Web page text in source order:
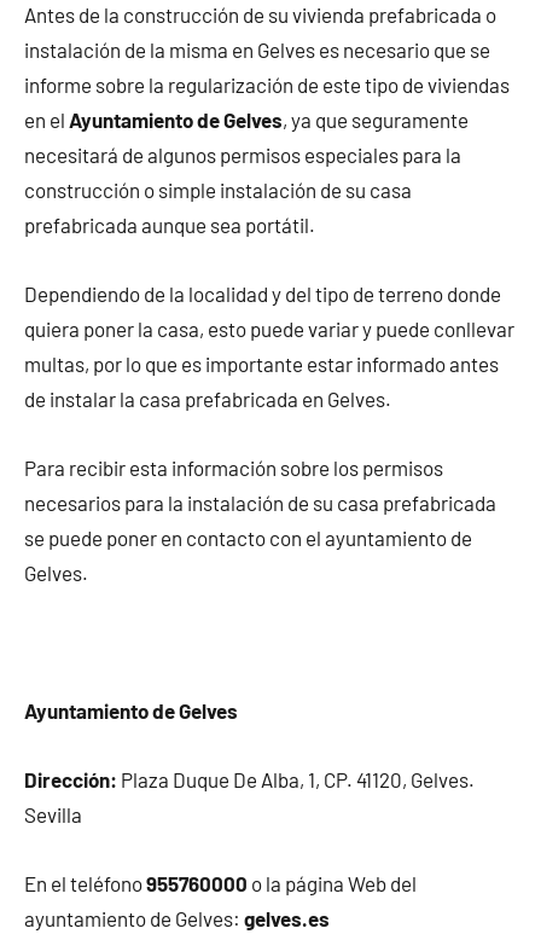
Antes de la construcción de su vivienda prefabricada o
instalación de la misma en Gelves es necesario que se
informe sobre la regularización de este tipo de viviendas
en el Ayuntamiento de Gelves, ya que seguramente
necesitará de algunos permisos especiales para la
construcción o simple instalación de su casa
prefabricada aunque sea portátil.
Dependiendo de la localidad y del tipo de terreno donde
quiera poner la casa, esto puede variar y puede conllevar
multas, por lo que es importante estar informado antes
de instalar la casa prefabricada en Gelves.
Para recibir esta información sobre los permisos
necesarios para la instalación de su casa prefabricada
se puede poner en contacto con el ayuntamiento de
Gelves.
Ayuntamiento de Gelves
Dirección: Plaza Duque De Alba, 1, CP. 41120, Gelves.
Sevilla
En el teléfono955760000 o la página Web del
ayuntamiento de Gelves: gelves.es